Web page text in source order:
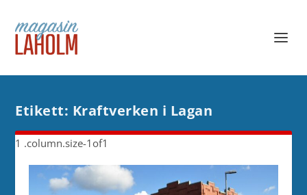
Etikett: Kraftverken i Lagan